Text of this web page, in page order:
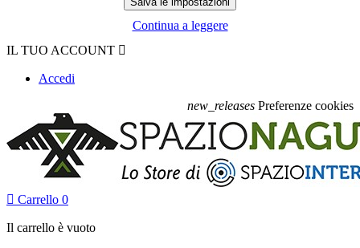
Continua a leggere
IL TUO ACCOUNT 
Accedi
new_releases Preferenze cookies
 Carrello 0
Il carrello è vuoto